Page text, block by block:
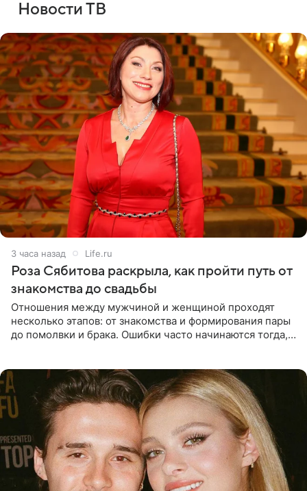
Новости ТВ
3 часа назад Life.ru
Роза Сябитова раскрыла, как пройти путь от
знакомства до свадьбы
Отношения между мужчиной и женщиной проходят
несколько этапов: от знакомства и формирования пары
до помолвки и брака. Ошибки часто начинаются тогда,